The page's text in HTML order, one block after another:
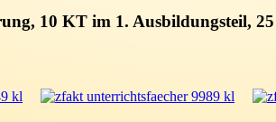
10 KT im 1. Ausbildungsteil,